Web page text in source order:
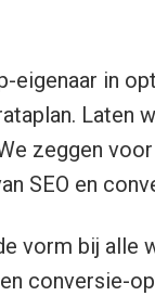
eigenaar in
Laten
zeggen
SEO en
vorm bij alle
conversie-